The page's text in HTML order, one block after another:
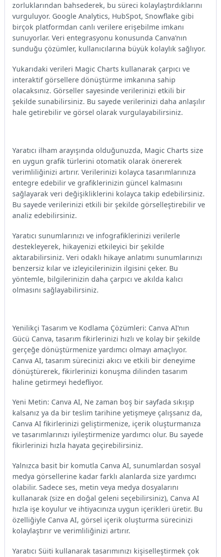
zorluklarından bahsederek, bu süreci kolaylaştırdıklarını
vurguluyor. Google Analytics, HubSpot, Snowflake gibi
birçok platformdan canlı verilere erişebilme imkanı
sunuyorlar. Veri entegrasyonu konusunda Canva’nın
sunduğu çözümler, kullanıcılarına büyük kolaylık sağlıyor.
Yukarıdaki verileri Magic Charts kullanarak çarpıcı ve
interaktif görsellere dönüştürme imkanına sahip
olacaksınız. Görseller sayesinde verilerinizi etkili bir
şekilde sunabilirsiniz. Bu sayede verilerinizi daha anlaşılır
hale getirebilir ve görsel olarak vurgulayabilirsiniz.
Yaratıcı ilham arayışında olduğunuzda, Magic Charts size
en uygun grafik türlerini otomatik olarak önererek
verimliliğinizi artırır. Verilerinizi kolayca tasarımlarınıza
entegre edebilir ve grafiklerinizin güncel kalmasını
sağlayarak veri değişikliklerini kolayca takip edebilirsiniz.
Bu sayede verilerinizi etkili bir şekilde görselleştirebilir ve
analiz edebilirsiniz.
Yaratıcı sunumlarınızı ve infografiklerinizi verilerle
destekleyerek, hikayenizi etkileyici bir şekilde
aktarabilirsiniz. Veri odaklı hikaye anlatımı sunumlarınızı
benzersiz kılar ve izleyicilerinizin ilgisini çeker. Bu
yöntemle, bilgilerinizin daha çarpıcı ve akılda kalıcı
olmasını sağlayabilirsiniz.
Yenilikçi Tasarım ve Kodlama Çözümleri: Canva AI’nın
Gücü Canva, tasarım fikirlerinizi hızlı ve kolay bir şekilde
gerçeğe dönüştürmenize yardımcı olmayı amaçlıyor.
Canva AI, tasarım sürecinizi akıcı ve etkili bir deneyime
dönüştürerek, fikirlerinizi konuşma dilinden tasarım
haline getirmeyi hedefliyor.
Yeni Metin: Canva AI, Ne zaman boş bir sayfada sıkışıp
kalsanız ya da bir teslim tarihine yetişmeye çalışsanız da,
Canva AI fikirlerinizi geliştirmenize, içerik oluşturmanıza
ve tasarımlarınızı iyileştirmenize yardımcı olur. Bu sayede
fikirlerinizi hızla hayata geçirebilirsiniz.
Yalnızca basit bir komutla Canva AI, sunumlardan sosyal
medya görsellerine kadar farklı alanlarda size yardımcı
olabilir. Sadece ses, metin veya medya dosyalarını
kullanarak (size en doğal geleni seçebilirsiniz), Canva AI
hızla işe koyulur ve ihtiyacınıza uygun içerikleri üretir. Bu
özelliğiyle Canva AI, görsel içerik oluşturma sürecinizi
kolaylaştırır ve verimliliğinizi artırır.
Yaratıcı Süiti kullanarak tasarımınızı kişiselleştirmek çok